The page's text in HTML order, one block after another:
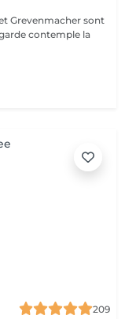
Grevenmacher sont
contemple la
209